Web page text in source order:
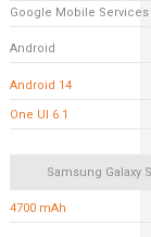
Google Mobile Services
Android
Android 14
One UI 6.1
Samsung Galaxy
4700 mAh